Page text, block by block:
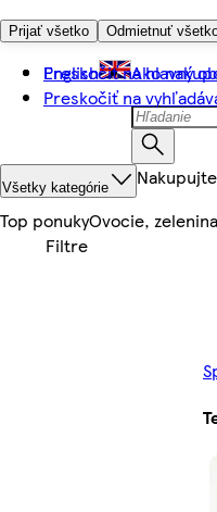
Prijať všetko Odmietnuť
Preskočiť na hlavný
Preskočiť na
English Ako
Všetky kategórie
Top ponukyOvocie, zelenina